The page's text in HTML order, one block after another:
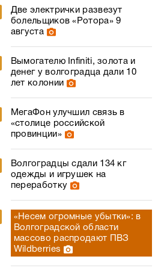
Две электрички развезут
болельщиков «Ротора» 9
августа
Вымогателю Infiniti, золота и
денег у волгоградца дали 10
лет колонии
МегаФон улучшил связь в
«столице российской
провинции»
Волгоградцы сдали 134 кг
одежды и игрушек на
переработку
«Несем огромные убытки»: в
Волгоградской области
массово распродают ПВЗ
Wildberries